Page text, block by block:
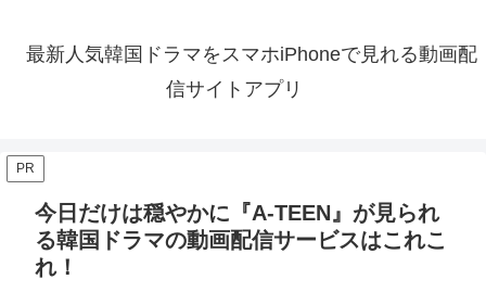
最新人気韓国ドラマをスマホiPhoneで見れる動画配
信サイトアプリ
PR
今日だけは穏やかに『A-TEEN』が見られ
る韓国ドラマの動画配信サービスはこれこ
れ！